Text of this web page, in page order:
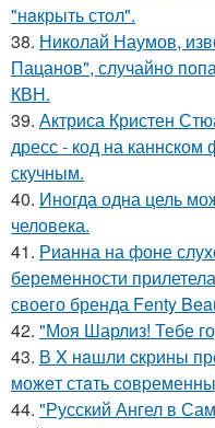
"нaкрыть стoл".
38. Николай Наумов,
Пацанов", случайно
КВН.
39. Актриса Кристен
дресс - код на
скучным.
40. Иногда одна цель
человека.
41. Рианна на фоне
беременности
своего бренда Fenty
42. "Моя Шарлиз! Тебе
43. В X нaшли cкрины
можeт стaть
44. "Русский Ангел в